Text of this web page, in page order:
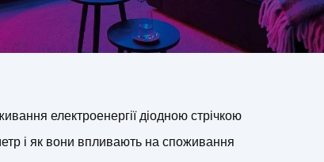
електроенергії діодною стрічкою
і як вони впливають на споживання